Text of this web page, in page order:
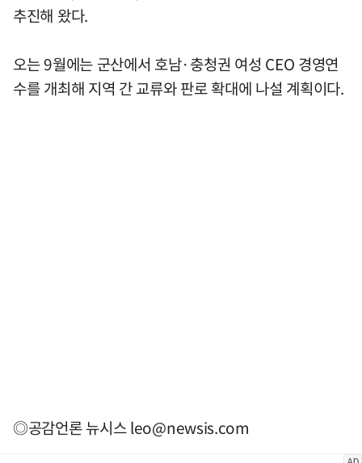
추진해 왔다.
오는 9월에는 군산에서 호남·충청권 여성 CEO 경영연
수를 개최해 지역 간 교류와 판로 확대에 나설 계획이다.
◎공감언론 뉴시스leo@newsis.com